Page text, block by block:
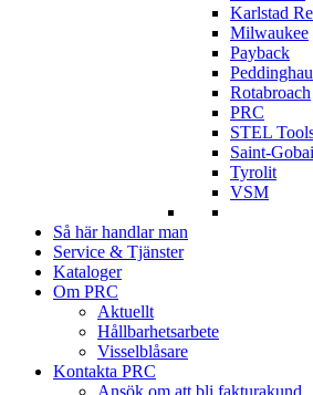
Karlstad
Milwaukee
Payback
Rotabroach
PRC
STEL
Saint-
Tyrolit
VSM
Så här handlar man
Service & Tjänster
Kataloger
Om PRC
Aktuellt
Hållbarhetsarbete
Visselblåsare
Kontakta PRC
Ansök om att bli fakturakund